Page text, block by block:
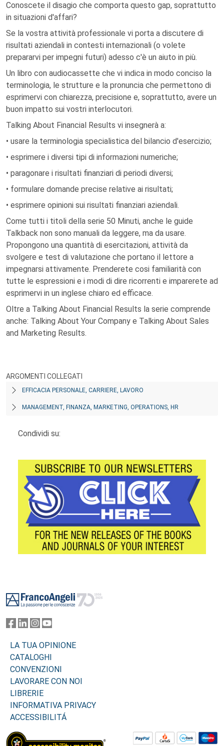
Conoscete il disagio che comporta questo gap, soprattutto
in situazioni d'affari?
Se la vostra attività professionale vi porta a discutere di
risultati aziendali in contesti internazionali (o volete
prepararvi per impegni futuri) adesso c'è un aiuto in più.
Un libro con audiocassette che vi indica in modo conciso la
terminologia, le strutture e la pronuncia che permettono di
esprimervi con chiarezza, precisione e, soprattutto, avere un
buon impatto sui vostri interlocutori.
Talking About Financial Results vi insegnerà a:
• usare la terminologia specialistica del bilancio d'esercizio;
• esprimere i diversi tipi di informazioni numeriche;
• paragonare i risultati finanziari di periodi diversi;
• formulare domande precise relative ai risultati;
• esprimere opinioni sui risultati finanziari aziendali.
Come tutti i titoli della serie 50 Minuti, anche le guide
Talkback non sono manuali da leggere, ma da usare.
Propongono una quantità di esercitazioni, attività da
svolgere e test di valutazione che portano il lettore a
impegnarsi attivamente. Prenderete cosi familiarità con
tutte le espressioni e i modi di dire ricorrenti e imparerete ad
esprimervi in un inglese chiaro ed efficace.
Oltre a Talking About Financial Results la serie comprende
anche: Talking About Your Company e Talking About Sales
and Marketing Results.
ARGOMENTI COLLEGATI
EFFICACIA PERSONALE, CARRIERE, LAVORO
MANAGEMENT, FINANZA, MARKETING, OPERATIONS, HR
Condividi su:
LA TUA OPINIONE
CATALOGHI
CONVENZIONI
LAVORARE CON NOI
LIBRERIE
INFORMATIVA PRIVACY
ACCESSIBILITÁ